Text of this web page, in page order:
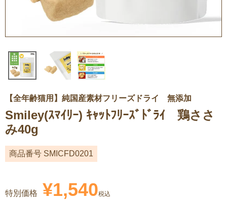
【全年齢猫用】純国産素材フリーズドライ 無添加
Smiley(ｽﾏｲﾘｰ) ｷｬｯﾄﾌﾘｰｽﾞﾄﾞﾗｲ 鶏ささ
み40g
商品番号 SMICFD0201
特別価格 ¥1,540税込